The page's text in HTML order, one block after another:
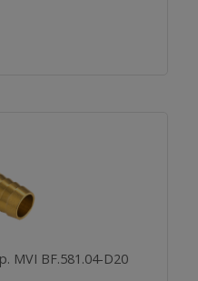
MVI BF.581.04-D20